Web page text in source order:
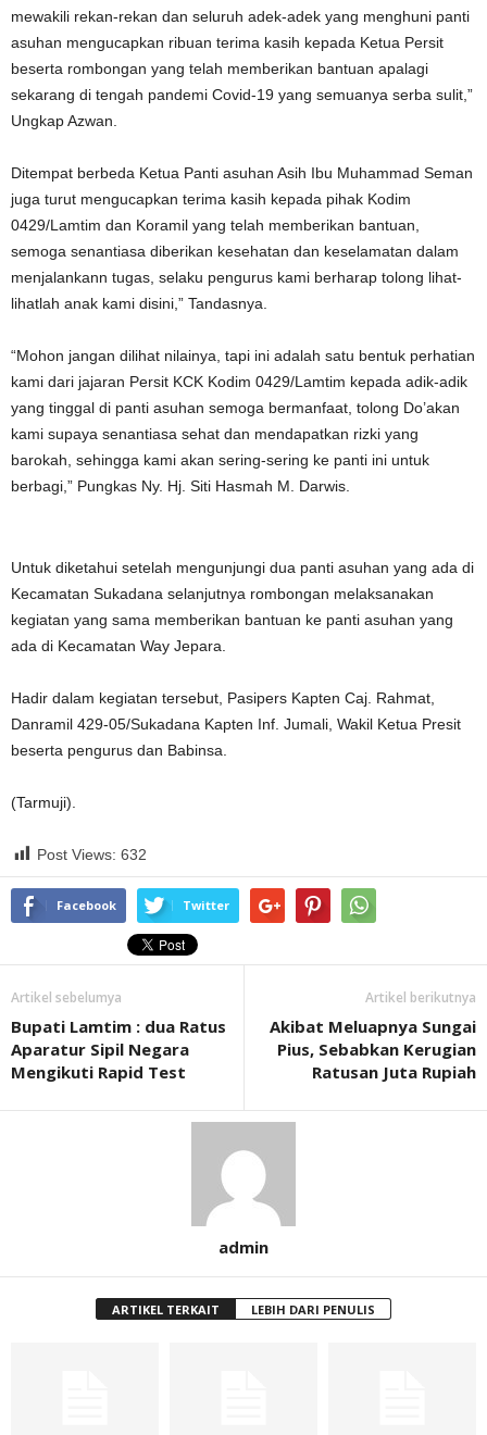
mewakili rekan-rekan dan seluruh adek-adek yang menghuni panti
asuhan mengucapkan ribuan terima kasih kepada Ketua Persit
beserta rombongan yang telah memberikan bantuan apalagi
sekarang di tengah pandemi Covid-19 yang semuanya serba sulit,”
Ungkap Azwan.
Ditempat berbeda Ketua Panti asuhan Asih Ibu Muhammad Seman
juga turut mengucapkan terima kasih kepada pihak Kodim
0429/Lamtim dan Koramil yang telah memberikan bantuan,
semoga senantiasa diberikan kesehatan dan keselamatan dalam
menjalankann tugas, selaku pengurus kami berharap tolong lihat-
lihatlah anak kami disini,” Tandasnya.
“Mohon jangan dilihat nilainya, tapi ini adalah satu bentuk perhatian
kami dari jajaran Persit KCK Kodim 0429/Lamtim kepada adik-adik
yang tinggal di panti asuhan semoga bermanfaat, tolong Do’akan
kami supaya senantiasa sehat dan mendapatkan rizki yang
barokah, sehingga kami akan sering-sering ke panti ini untuk
berbagi,” Pungkas Ny. Hj. Siti Hasmah M. Darwis.
Untuk diketahui setelah mengunjungi dua panti asuhan yang ada di
Kecamatan Sukadana selanjutnya rombongan melaksanakan
kegiatan yang sama memberikan bantuan ke panti asuhan yang
ada di Kecamatan Way Jepara.
Hadir dalam kegiatan tersebut, Pasipers Kapten Caj. Rahmat,
Danramil 429-05/Sukadana Kapten Inf. Jumali, Wakil Ketua Presit
beserta pengurus dan Babinsa.
(Tarmuji).
Post Views: 632
Facebook Twitter
Artikel sebelumya
Bupati Lamtim : dua Ratus
Aparatur Sipil Negara
Mengikuti Rapid Test
Artikel berikutnya
Akibat Meluapnya Sungai
Pius, Sebabkan Kerugian
Ratusan Juta Rupiah
admin
ARTIKEL TERKAIT LEBIH DARI PENULIS